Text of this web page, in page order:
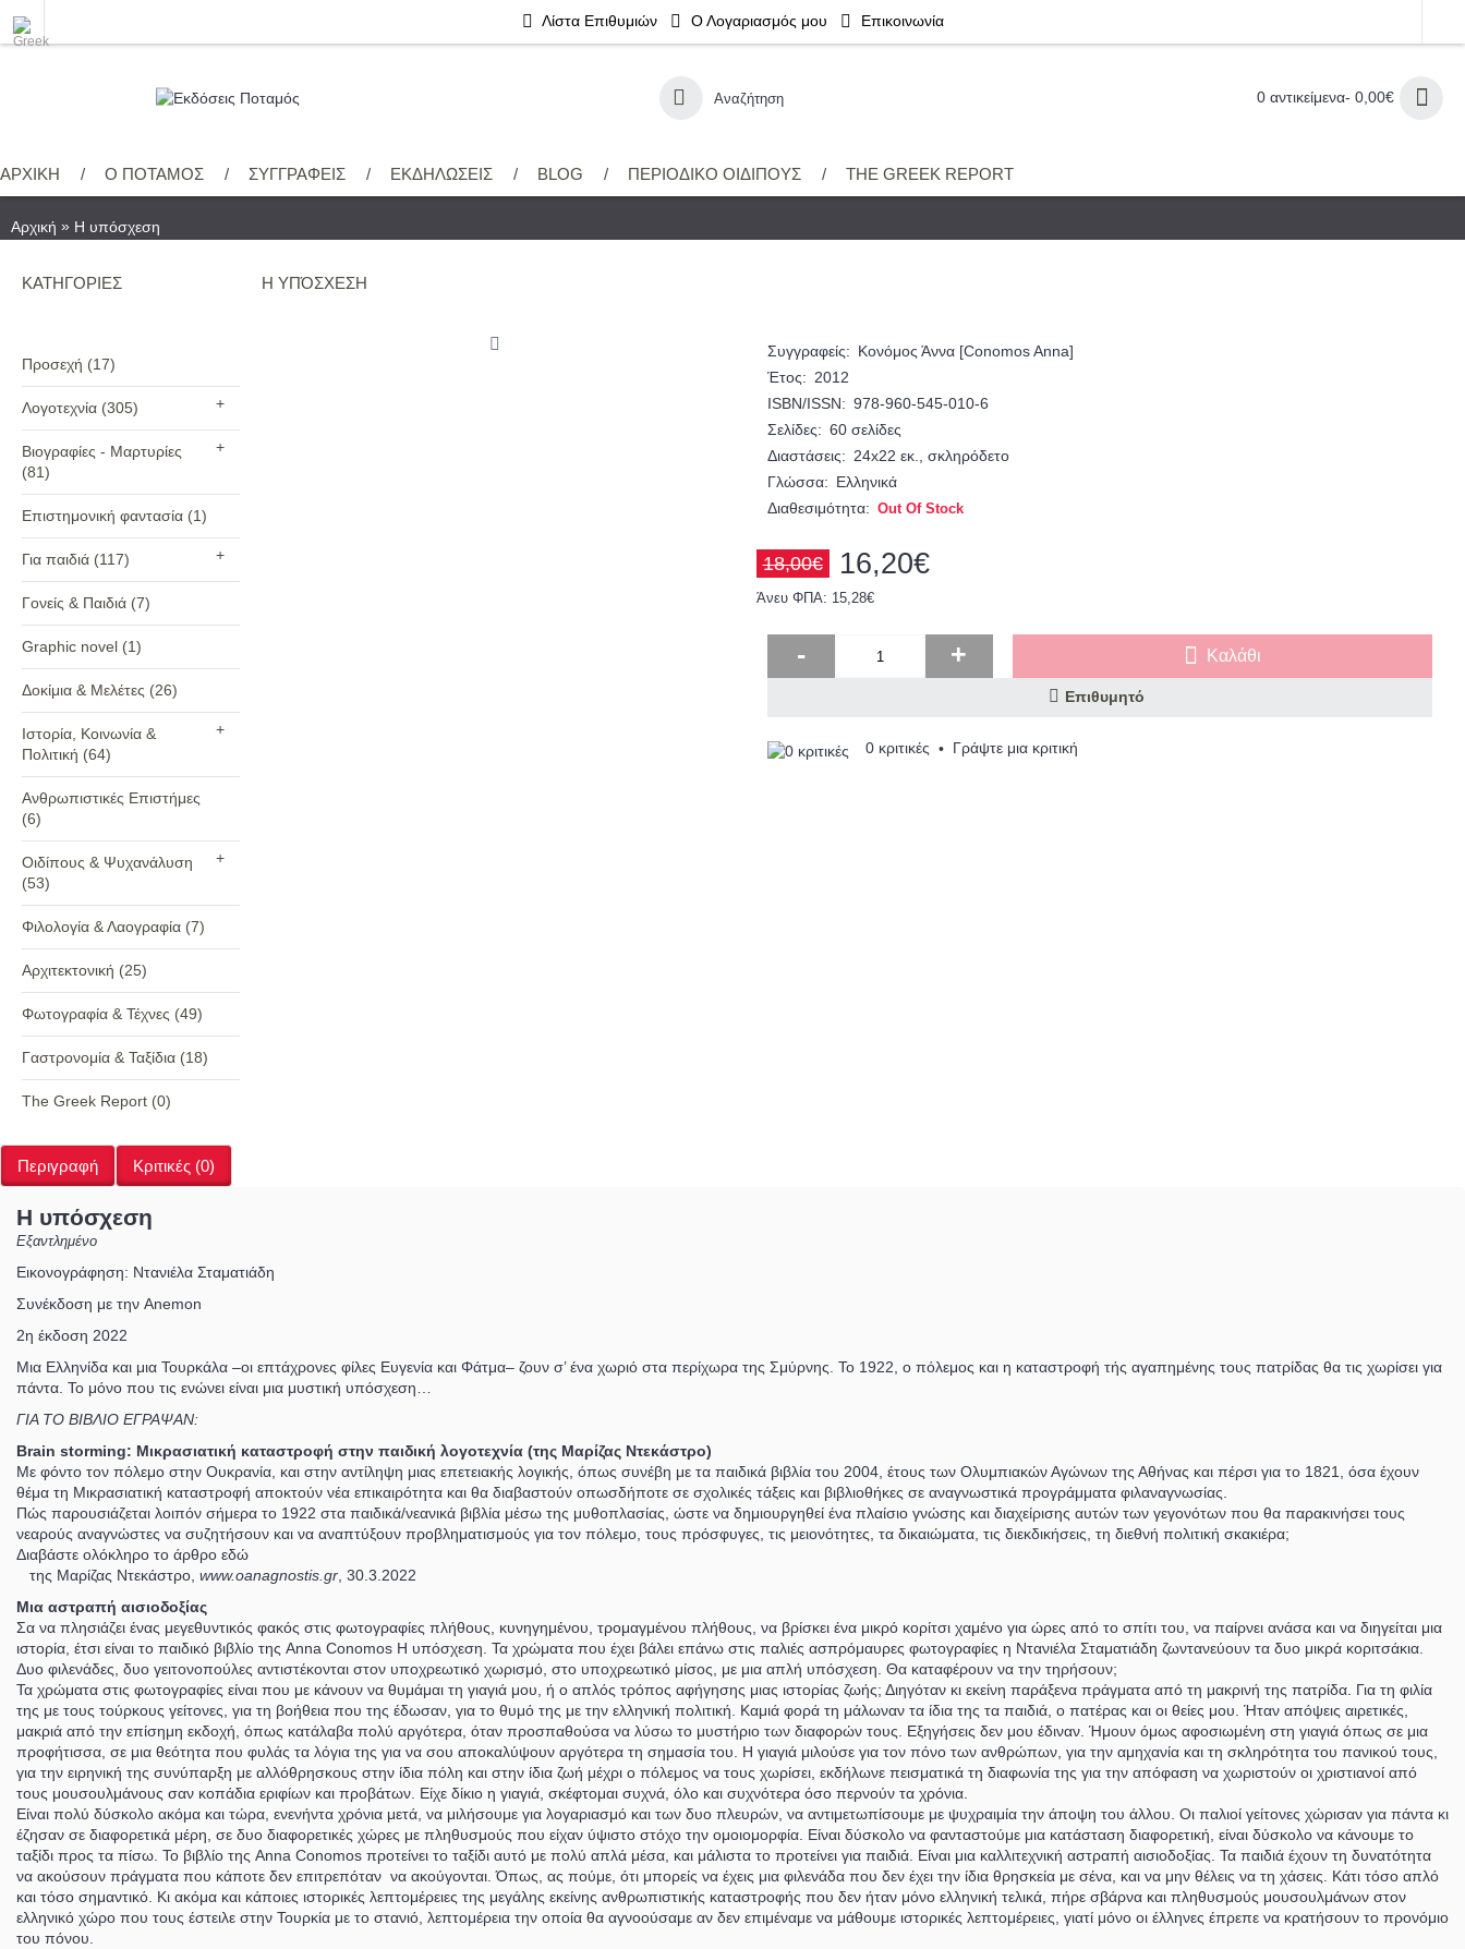
Λίστα Επιθυμιών Ο Λογαριασμός μου Επικοινωνία
0 αντικείμενα- 0,00€
ΑΡΧΙΚΗ / Ο ΠΟΤΑΜΟΣ / ΣΥΓΓΡΑΦΕΙΣ / ΕΚΔΗΛΩΣΕΙΣ / BLOG / ΠΕΡΙΟΔΙΚΟ ΟΙΔΙΠΟΥΣ / THE GREEK REPORT
Αρχική » Η υπόσχεση
ΚΑΤΗΓΟΡΙΕΣ
Προσεχή (17)
Λογοτεχνία (305) +
Βιογραφίες - Μαρτυρίες
(81)
+
Επιστημονική φαντασία (1)
Για παιδιά (117) +
Γονείς & Παιδιά (7)
Graphic novel (1)
Δοκίμια & Μελέτες (26)
Ιστορία, Κοινωνία &
Πολιτική (64)
+
Ανθρωπιστικές Επιστήμες
(6)
Οιδίπους & Ψυχανάλυση
(53)
+
Φιλολογία & Λαογραφία (7)
Αρχιτεκτονική (25)
Φωτογραφία & Τέχνες (49)
Γαστρονομία & Ταξίδια (18)
The Greek Report (0)
Η ΥΠΌΣΧΕΣΗ
Συγγραφείς: Κονόμος Άννα [Conomos Anna]
Έτος: 2012
ISBN/ISSN: 978-960-545-010-6
Σελίδες: 60 σελίδες
Διαστάσεις: 24x22 εκ., σκληρόδετο
Γλώσσα: Ελληνικά
Διαθεσιμότητα: Out Of Stock
18,00€ 16,20€
Άνευ ΦΠΑ: 15,28€
- + Καλάθι
Επιθυμητό
0 κριτικές • Γράψτε μια κριτική
Περιγραφή Κριτικές (0)
Η υπόσχεση
Εξαντλημένο
Εικονογράφηση: Ντανιέλα Σταματιάδη
Συνέκδοση με την Anemon
2η έκδοση 2022
Μια Ελληνίδα και μια Τουρκάλα –οι επτάχρονες φίλες Ευγενία και Φάτμα– ζουν σ’ ένα χωριό στα περίχωρα της Σμύρνης. Το 1922, ο πόλεμος και η καταστροφή τής αγαπημένης τους πατρίδας θα τις χωρίσει για
πάντα. Το μόνο που τις ενώνει είναι μια μυστική υπόσχεση…
ΓΙΑ ΤΟ ΒΙΒΛΙΟ ΕΓΡΑΨΑΝ:
Brain storming: Μικρασιατική καταστροφή στην παιδική λογοτεχνία (της Μαρίζας Ντεκάστρο)
Με φόντο τον πόλεμο στην Ουκρανία, και στην αντίληψη μιας επετειακής λογικής, όπως συνέβη με τα παιδικά βιβλία του 2004, έτους των Ολυμπιακών Αγώνων της Αθήνας και πέρσι για το 1821, όσα έχουν
θέμα τη Μικρασιατική καταστροφή αποκτούν νέα επικαιρότητα και θα διαβαστούν οπωσδήποτε σε σχολικές τάξεις και βιβλιοθήκες σε αναγνωστικά προγράμματα φιλαναγνωσίας.
Πώς παρουσιάζεται λοιπόν σήμερα το 1922 στα παιδικά/νεανικά βιβλία μέσω της μυθοπλασίας, ώστε να δημιουργηθεί ένα πλαίσιο γνώσης και διαχείρισης αυτών των γεγονότων που θα παρακινήσει τους
νεαρούς αναγνώστες να συζητήσουν και να αναπτύξουν προβληματισμούς για τον πόλεμο, τους πρόσφυγες, τις μειονότητες, τα δικαιώματα, τις διεκδικήσεις, τη διεθνή πολιτική σκακιέρα;
Διαβάστε ολόκληρο το άρθρο εδώ
της Μαρίζας Ντεκάστρο, www.oanagnostis.gr , 30.3.2022
Μια αστραπή αισιοδοξίας
Σα να πλησιάζει ένας μεγεθυντικός φακός στις φωτογραφίες πλήθους, κυνηγημένου, τρομαγμένου πλήθους, να βρίσκει ένα μικρό κορίτσι χαμένο για ώρες από το σπίτι του, να παίρνει ανάσα και να διηγείται μια
ιστορία, έτσι είναι το παιδικό βιβλίο της Anna Conomos Η υπόσχεση. Τα χρώματα που έχει βάλει επάνω στις παλιές ασπρόμαυρες φωτογραφίες η Ντανιέλα Σταματιάδη ζωντανεύουν τα δυο μικρά κοριτσάκια.
Δυο φιλενάδες, δυο γειτονοπούλες αντιστέκονται στον υποχρεωτικό χωρισμό, στο υποχρεωτικό μίσος, με μια απλή υπόσχεση. Θα καταφέρουν να την τηρήσουν;
Τα χρώματα στις φωτογραφίες είναι που με κάνουν να θυμάμαι τη γιαγιά μου, ή ο απλός τρόπος αφήγησης μιας ιστορίας ζωής; Διηγόταν κι εκείνη παράξενα πράγματα από τη μακρινή της πατρίδα. Για τη φιλία
της με τους τούρκους γείτονες, για τη βοήθεια που της έδωσαν, για το θυμό της με την ελληνική πολιτική. Καμιά φορά τη μάλωναν τα ίδια της τα παιδιά, ο πατέρας και οι θείες μου. Ήταν απόψεις αιρετικές,
μακριά από την επίσημη εκδοχή, όπως κατάλαβα πολύ αργότερα, όταν προσπαθούσα να λύσω το μυστήριο των διαφορών τους. Εξηγήσεις δεν μου έδιναν. Ήμουν όμως αφοσιωμένη στη γιαγιά όπως σε μια
προφήτισσα, σε μια θεότητα που φυλάς τα λόγια της για να σου αποκαλύψουν αργότερα τη σημασία του. Η γιαγιά μιλούσε για τον πόνο των ανθρώπων, για την αμηχανία και τη σκληρότητα του πανικού τους,
για την ειρηνική της συνύπαρξη με αλλόθρησκους στην ίδια πόλη και στην ίδια ζωή μέχρι ο πόλεμος να τους χωρίσει, εκδήλωνε πεισματικά τη διαφωνία της για την απόφαση να χωριστούν οι χριστιανοί από
τους μουσουλμάνους σαν κοπάδια εριφίων και προβάτων. Είχε δίκιο η γιαγιά, σκέφτομαι συχνά, όλο και συχνότερα όσο περνούν τα χρόνια.
Είναι πολύ δύσκολο ακόμα και τώρα, ενενήντα χρόνια μετά, να μιλήσουμε για λογαριασμό και των δυο πλευρών, να αντιμετωπίσουμε με ψυχραιμία την άποψη του άλλου. Οι παλιοί γείτονες χώρισαν για πάντα κι
έζησαν σε διαφορετικά μέρη, σε δυο διαφορετικές χώρες με πληθυσμούς που είχαν ύψιστο στόχο την ομοιομορφία. Είναι δύσκολο να φανταστούμε μια κατάσταση διαφορετική, είναι δύσκολο να κάνουμε το
ταξίδι προς τα πίσω. Το βιβλίο της Anna Conomos προτείνει το ταξίδι αυτό με πολύ απλά μέσα, και μάλιστα το προτείνει για παιδιά. Είναι μια καλλιτεχνική αστραπή αισιοδοξίας. Τα παιδιά έχουν τη δυνατότητα
να ακούσουν πράγματα που κάποτε δεν επιτρεπόταν να ακούγονται. Όπως, ας πούμε, ότι μπορείς να έχεις μια φιλενάδα που δεν έχει την ίδια θρησκεία με σένα, και να μην θέλεις να τη χάσεις. Κάτι τόσο απλό
και τόσο σημαντικό. Κι ακόμα και κάποιες ιστορικές λεπτομέρειες της μεγάλης εκείνης ανθρωπιστικής καταστροφής που δεν ήταν μόνο ελληνική τελικά, πήρε σβάρνα και πληθυσμούς μουσουλμάνων στον
ελληνικό χώρο που τους έστειλε στην Τουρκία με το στανιό, λεπτομέρεια την οποία θα αγνοούσαμε αν δεν επιμέναμε να μάθουμε ιστορικές λεπτομέρειες, γιατί μόνο οι έλληνες έπρεπε να κρατήσουν το προνόμιο
του πόνου.